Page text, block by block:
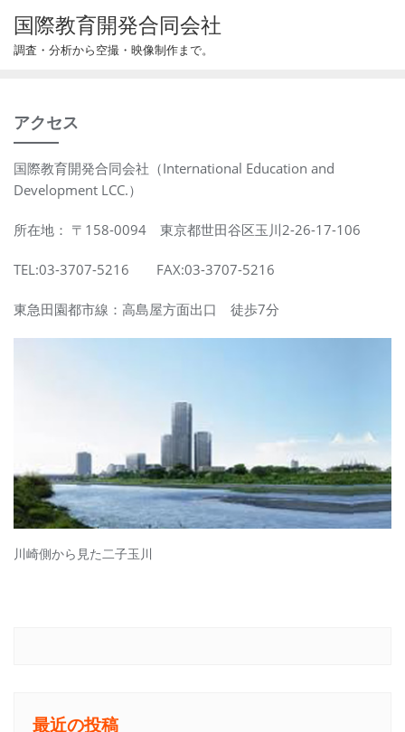
content
国際教育開発合同会社
調査・分析から空撮・映像制作まで。
アクセス
国際教育開発合同会社（International Education and
Development LCC.）
所在地： 〒158-0094 東京都世田谷区玉川2-26-17-106
TEL:03-3707-5216 FAX:03-3707-5216
東急田園都市線：高島屋方面出口 徒歩7分
川崎側から見た二子玉川
最近の投稿